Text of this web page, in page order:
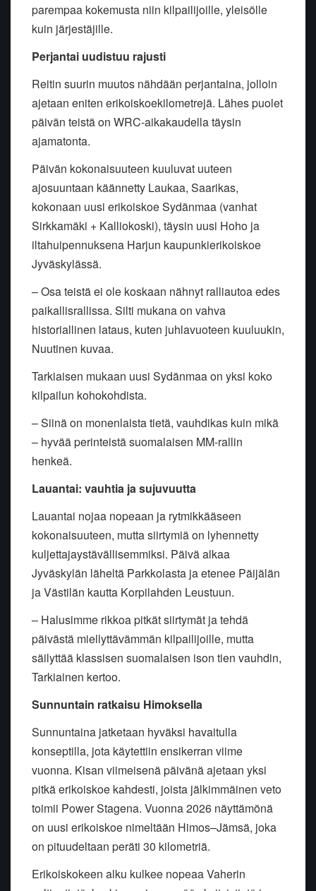
parempaa kokemusta niin kilpailijoille, yleisölle
kuin järjestäjille.
Perjantai uudistuu rajusti
Reitin suurin muutos nähdään perjantaina, jolloin
ajetaan eniten erikoiskoekilometrejä. Lähes puolet
päivän teistä on WRC-aikakaudella täysin
ajamatonta.
Päivän kokonaisuuteen kuuluvat uuteen
ajosuuntaan käännetty Laukaa, Saarikas,
kokonaan uusi erikoiskoe Sydänmaa (vanhat
Sirkkamäki + Kalliokoski), täysin uusi Hoho ja
iltahuipennuksena Harjun kaupunkierikoiskoe
Jyväskylässä.
– Osa teistä ei ole koskaan nähnyt ralliautoa edes
paikallisrallissa. Silti mukana on vahva
historiallinen lataus, kuten juhlavuoteen kuuluukin,
Nuutinen kuvaa.
Tarkiaisen mukaan uusi Sydänmaa on yksi koko
kilpailun kohokohdista.
– Siinä on monenlaista tietä, vauhdikas kuin mikä
– hyvää perinteistä suomalaisen MM-rallin
henkeä.
Lauantai: vauhtia ja sujuvuutta
Lauantai nojaa nopeaan ja rytmikkääseen
kokonaisuuteen, mutta siirtymiä on lyhennetty
kuljettajaystävällisemmiksi. Päivä alkaa
Jyväskylän läheltä Parkkolasta ja etenee Päijälän
ja Västilän kautta Korpilahden Leustuun.
– Halusimme rikkoa pitkät siirtymät ja tehdä
päivästä miellyttävämmän kilpailijoille, mutta
säilyttää klassisen suomalaisen ison tien vauhdin,
Tarkiainen kertoo.
Sunnuntain ratkaisu Himoksella
Sunnuntaina jatketaan hyväksi havaitulla
konseptilla, jota käytettiin ensikerran viime
vuonna. Kisan viimeisenä päivänä ajetaan yksi
pitkä erikoiskoe kahdesti, joista jälkimmäinen veto
toimii Power Stagena. Vuonna 2026 näyttämönä
on uusi erikoiskoe nimeltään Himos–Jämsä, joka
on pituudeltaan peräti 30 kilometriä.
Erikoiskokeen alku kulkee nopeaa Vaherin